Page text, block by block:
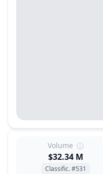
Volume
$32.34 M
Classific. #531